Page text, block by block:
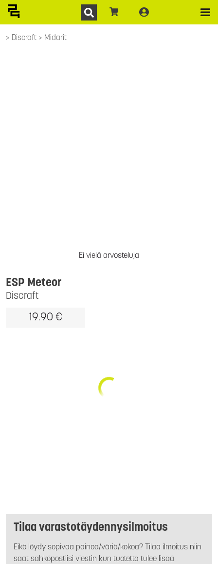
Discraft Midarit
Ei vielä arvosteluja
Discraft
ESP Meteor
19.90 €
Tilaa varastotäydennysilmoitus
Eikö löydy sopivaa painoa/väriä/kokoa? Tilaa ilmoitus niin
saat sähköpostiisi viestin kun tuotetta tulee lisää